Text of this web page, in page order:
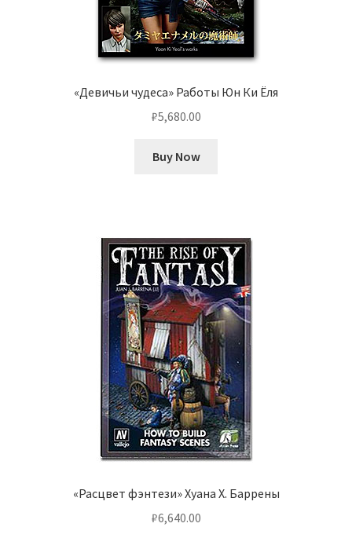
«Девичьи чудеса» Работы Юн Ки Ёля
₽5,680.00
Buy Now
«Расцвет фэнтези» Хуана Х. Баррены
₽6,640.00